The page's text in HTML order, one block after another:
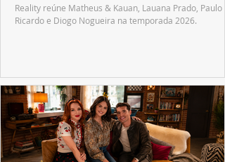
Reality reúne Matheus & Kauan, Lauana Prado, Paulo
Ricardo e Diogo Nogueira na temporada 2026.